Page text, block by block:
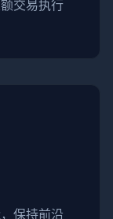
交易执行
保持前沿